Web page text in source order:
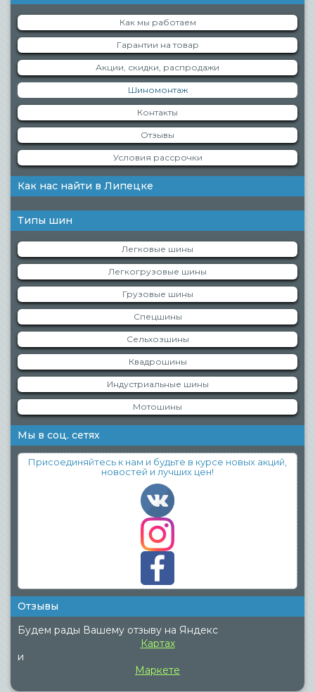
Как мы работаем
Гарантии на товар
Акции, скидки, распродажи
Шиномонтаж
Контакты
Отзывы
Условия рассрочки
Как нас найти в Липецке
Типы шин
Легковые шины
Легкогрузовые шины
Грузовые шины
Спецшины
Сельхозшины
Квадрошины
Индустриальные шины
Мотошины
Мы в соц. сетях
Присоединяйтесь к нам и будьте в курсе новых акций,
новостей и лучших цен!
Отзывы
Будем рады Вашему отзыву на Яндекс
Картах
и
Маркете